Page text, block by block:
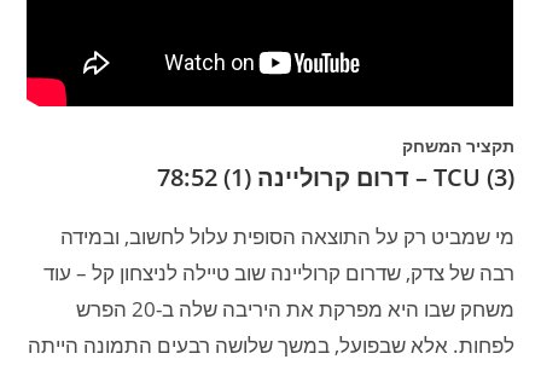
תקציר המשחק
TCU (3) – דרום קרוליינה (1) 78:52
מי שמביט רק על התוצאה הסופית עלול לחשוב, ובמידה
רבה של צדק, שדרום קרוליינה שוב טיילה לניצחון קל – עוד
משחק שבו היא מפרקת את היריבה שלה ב-20 הפרש
לפחות. אלא שבפועל, במשך שלושה רבעים התמונה הייתה